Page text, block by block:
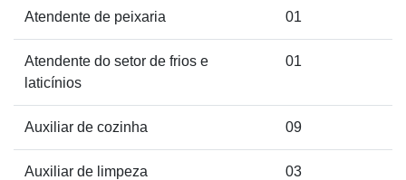
Atendente de peixaria 01
Atendente do setor de frios e
laticínios
01
Auxiliar de cozinha 09
Auxiliar de limpeza 03